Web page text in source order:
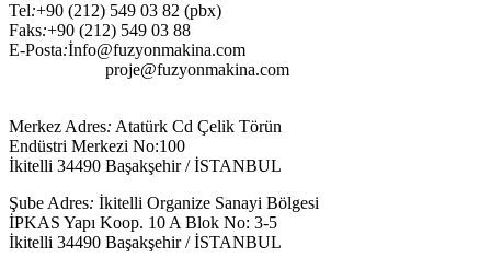
Tel:+90 (212) 549 03 82 (pbx)
Faks:+90 (212) 549 03 88
E-Posta:İnfo@fuzyonmakina.com
proje@fuzyonmakina.com
Merkez Adres: Atatürk Cd Çelik Törün
Endüstri Merkezi No:100
İkitelli 34490 Başakşehir / İSTANBUL
Şube Adres: İkitelli Organize Sanayi Bölgesi
İPKAS Yapı Koop. 10 A Blok No: 3-5
İkitelli 34490 Başakşehir / İSTANBUL